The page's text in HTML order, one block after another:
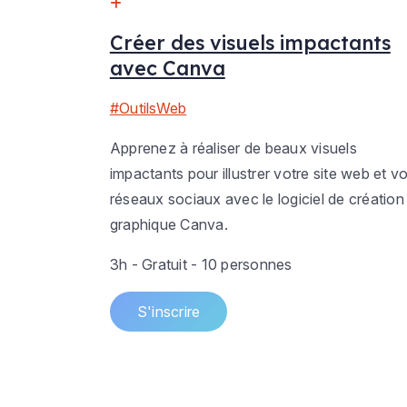
Créer des visuels impactants
avec Canva
#OutilsWeb
Apprenez à réaliser de beaux visuels
impactants pour illustrer votre site web et
réseaux sociaux avec le logiciel de création
graphique Canva.
3h - Gratuit - 10 personnes
S'inscrire